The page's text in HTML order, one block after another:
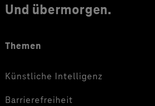
Und übermorgen.
Themen
Künstliche Intelligenz
Barrierefreiheit